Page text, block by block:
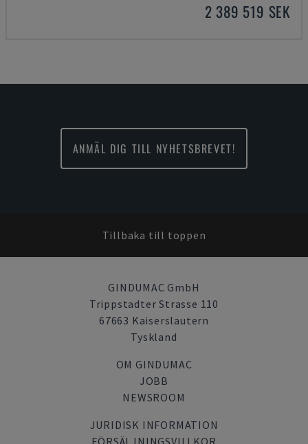
2 389 519 SEK
ANMÄL DIG TILL NYHETSBREVET!
Tillbaka till toppen
GINDUMAC GmbH
Trippstadter Strasse 110
67663 Kaiserslautern
Tyskland
OM GINDUMAC
JOBB
NEWSROOM
JURIDISK INFORMATION
FÖRSÄLJNINGSVILLKOR